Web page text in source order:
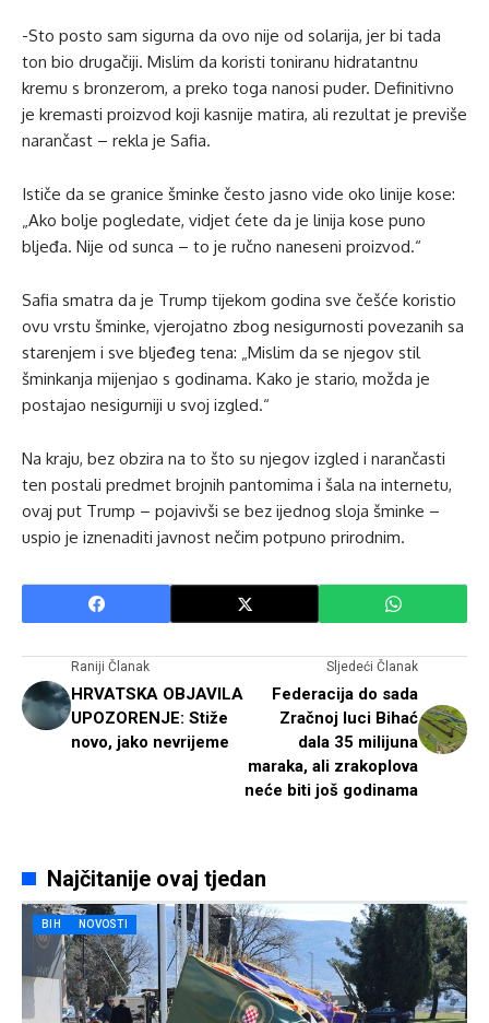
-Sto posto sam sigurna da ovo nije od solarija, jer bi tada
ton bio drugačiji. Mislim da koristi toniranu hidratantnu
kremu s bronzerom, a preko toga nanosi puder. Definitivno
je kremasti proizvod koji kasnije matira, ali rezultat je previše
narančast – rekla je Safia.
Ističe da se granice šminke često jasno vide oko linije kose:
„Ako bolje pogledate, vidjet ćete da je linija kose puno
bljeđa. Nije od sunca – to je ručno naneseni proizvod.“
Safia smatra da je Trump tijekom godina sve češće koristio
ovu vrstu šminke, vjerojatno zbog nesigurnosti povezanih sa
starenjem i sve bljeđeg tena: „Mislim da se njegov stil
šminkanja mijenjao s godinama. Kako je stario, možda je
postajao nesigurniji u svoj izgled.“
Na kraju, bez obzira na to što su njegov izgled i narančasti
ten postali predmet brojnih pantomima i šala na internetu,
ovaj put Trump – pojavivši se bez ijednog sloja šminke –
uspio je iznenaditi javnost nečim potpuno prirodnim.
Raniji Članak
HRVATSKA OBJAVILA
UPOZORENJE: Stiže
novo, jako nevrijeme
Sljedeći Članak
Federacija do sada
Zračnoj luci Bihać
dala 35 milijuna
maraka, ali zrakoplova
neće biti još godinama
Najčitanije ovaj tjedan
BIH NOVOSTI